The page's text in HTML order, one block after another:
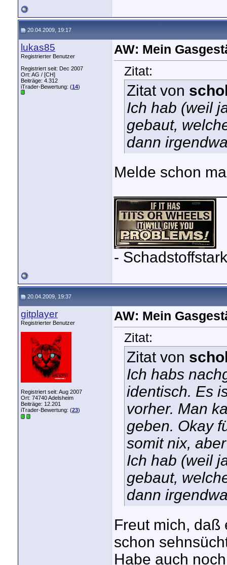
20.04.2009, 19:17
lukas85
Registrierter Benutzer
Registriert seit: Dec 2007
Ort: AG / [CH]
Beiträge: 4.312
iTrader-Bewertung: (14)
AW: Mein
Zitat:
Zitat von
Ich hab (weil
gebaut,
dann
Melde schon
-
20.04.2009, 19:37
gitplayer
Registrierter Benutzer
Registriert seit: Aug 2007
Ort: 74740 Adelsheim
Beiträge: 12.201
iTrader-Bewertung: (23)
AW: Mein
Zitat:
Zitat von
Ich habs
identisch. Es
vorher. Man
geben. Okay
somit nix,
Ich hab (weil
gebaut,
dann
Freut mich, daß
schon
Habe auch